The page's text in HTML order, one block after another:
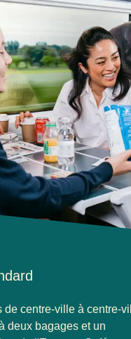
de centre-ville à centre-
deux bagages et un